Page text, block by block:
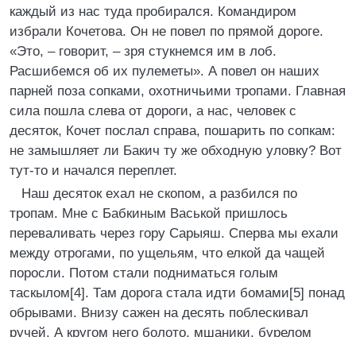
каждый из нас туда пробирался. Командиром
избрали Кочетова. Он не повел по прямой дороге.
«Это, – говорит, – зря стукнемся им в лоб.
Расшибемся об их пулеметы». А повел он наших
парней поза сопками, охотничьими тропами. Главная
сила пошла слева от дороги, а нас, человек с
десяток, Кочет послал справа, пошарить по сопкам:
не замышляет ли Бакич ту же обходную уловку? Вот
тут-то и начался переплет.
Наш десяток ехал не скопом, а разбился по
тропам. Мне с Бабкиным Васькой пришлось
переваливать через гору Сарыяш. Сперва мы ехали
между отрогами, по ущельям, что елкой да чащей
поросли. Потом стали подниматься голым
таскылом[4]. Там дорога стала идти бомами[5] понад
обрывами. Внизу сажен на десять поблескивал
ручей. А кругом него болото, мшаники, бурелом